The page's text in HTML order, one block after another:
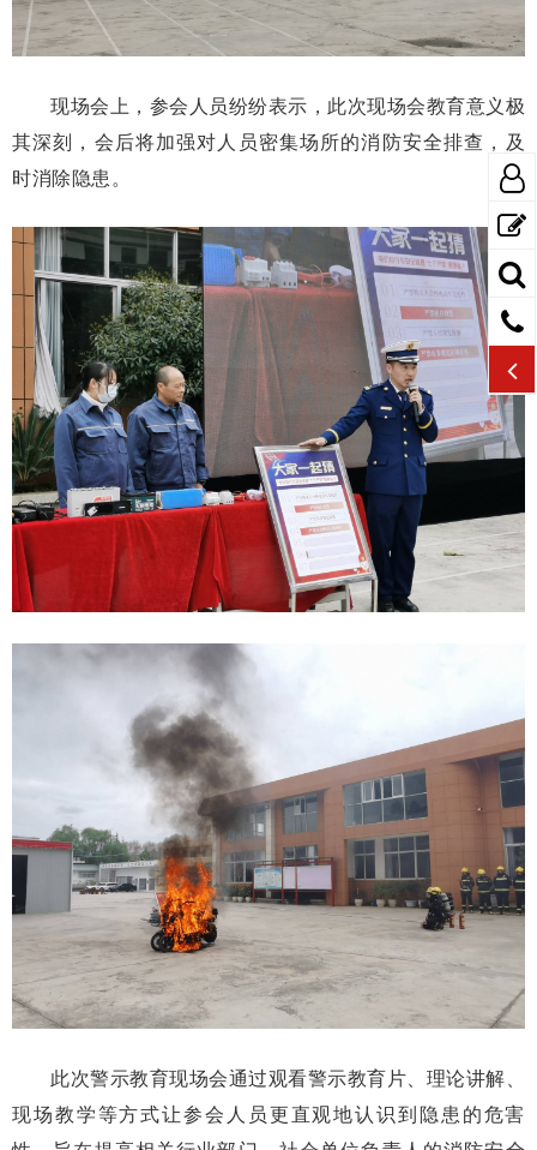
现场会上，参会人员纷纷表示，此次现场会教育意义极
其深刻，会后将加强对人员密集场所的消防安全排查，及
时消除隐患。
此次警示教育现场会通过观看警示教育片、理论讲解、
现场教学等方式让参会人员更直观地认识到隐患的危害